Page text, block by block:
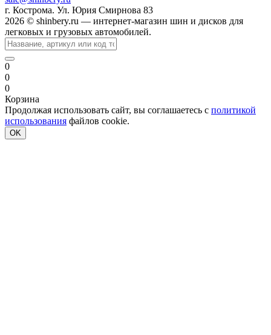
г. Кострома. Ул. Юрия Смирнова 83
2026 © shinbery.ru — интернет-магазин шин и дисков для
легковых и грузовых автомобилей.
0
0
0
Корзина
Продолжая использовать сайт, вы соглашаетесь с политикой
использования файлов cookie.
OK